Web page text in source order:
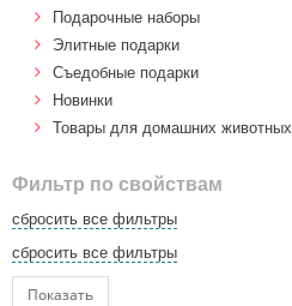
Подарочные наборы
Элитные подарки
Cъедобные подарки
Новинки
Товары для домашних животных
Фильтр по свойствам
сбросить все фильтры
сбросить все фильтры
Показать